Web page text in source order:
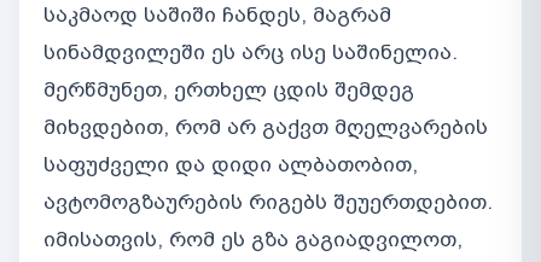
საკმაოდ საშიში ჩანდეს, მაგრამ
სინამდვილეში ეს არც ისე საშინელია.
მერწმუნეთ, ერთხელ ცდის შემდეგ
მიხვდებით, რომ არ გაქვთ მღელვარების
საფუძველი და დიდი ალბათობით,
ავტომოგზაურების რიგებს შეუერთდებით.
იმისათვის, რომ ეს გზა გაგიადვილოთ,